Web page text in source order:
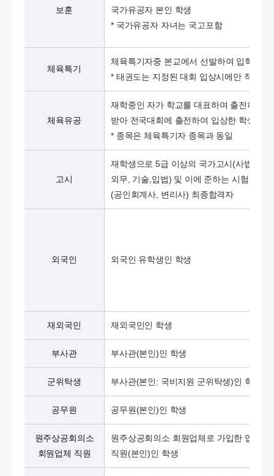
보훈
국가유공자 본인 학생
* 국가유공자 자녀는 국고포함
체육특기
체육특기자중 본교에서 선발하여 입학한 자
* 태권도는 지정된 대회 입상시에만 적용
체육유공
재학중인 자가 학교를 대표하여 출전허가를
받아 전국대회에 출전하여 입상한 학생
* 종목은 체육특기자 종목과 동일
고시
재학생으로 5급 이상의 국가고시(사법, 행
외무, 기술,입법) 및 이에 준하는 시험
(공인회계사, 변리사) 최종합격자
외국인 외국인 유학생인 학생
재외국민 재외국민인 학생
부사관 부사관(본인)인 학생
군위탁생 부사관(본인: 국비지원 군위탁생)인 학생
공무원 공무원(본인)인 학생
원주상공회의소
회원업체 직원
원주상공회의소 회원업체로 가입한 업체
직원(본인)인 학생